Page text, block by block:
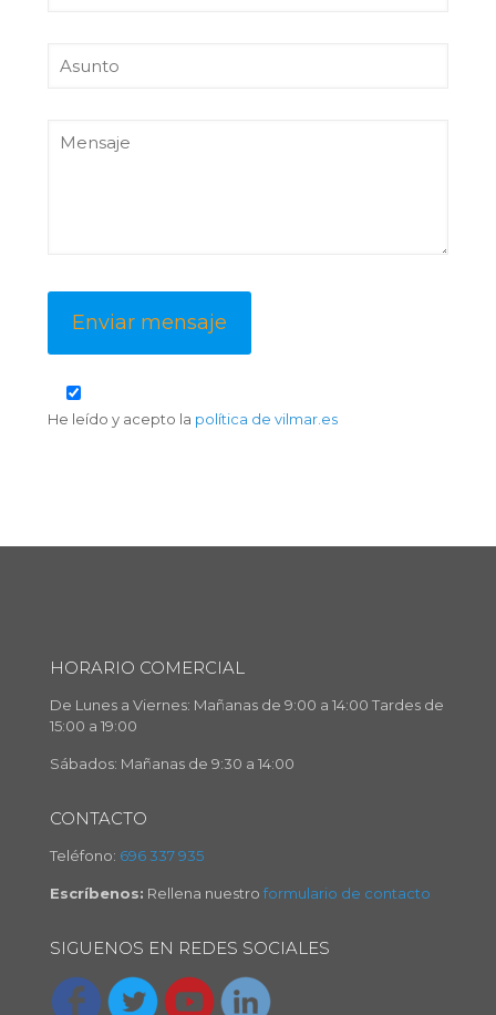
He leído y acepto la política de vilmar.es
HORARIO COMERCIAL
De Lunes a Viernes: Mañanas de 9:00 a 14:00 Tardes de
15:00 a 19:00
Sábados: Mañanas de 9:30 a 14:00
CONTACTO
Teléfono: 696 337 935
Escríbenos: Rellena nuestro formulario de contacto
SIGUENOS EN REDES SOCIALES